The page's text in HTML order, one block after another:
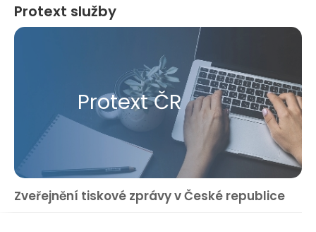
Protext služby
Protext ČR
Zveřejnění tiskové zprávy v České republice